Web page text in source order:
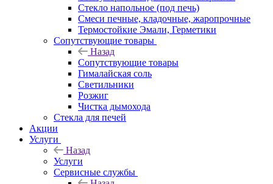
Стекло напольное (под печь)
Смеси печные, кладочные, жаропрочные
Термостойкие Эмали, Герметики
Сопутствующие товары
Назад
Сопутствующие товары
Гималайская соль
Светильники
Розжиг
Чистка дымохода
Стекла для печей
Акции
Услуги
Назад
Услуги
Сервисные службы